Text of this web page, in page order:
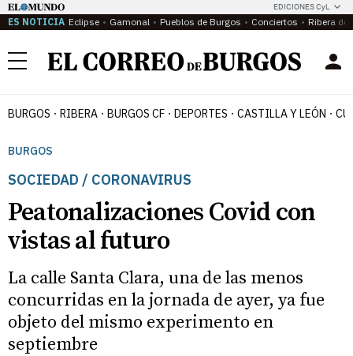
EDICIONES CyL
ES NOTICIA Eclipse Gamonal Pueblos de Burgos Conciertos Ribera del
Menú
BURGOS RIBERA BURGOS CF DEPORTES CASTILLA Y LEÓN
BURGOS
SOCIEDAD / CORONAVIRUS
Peatonalizaciones Covid con
vistas al futuro
La calle Santa Clara, una de las menos
concurridas en la jornada de ayer, ya fue
objeto del mismo experimento en
septiembre